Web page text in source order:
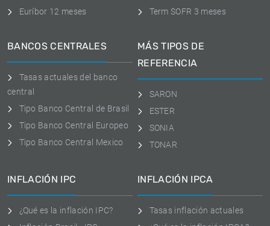
Euríbor 12 meses
Term SOFR 3 meses
BANCOS CENTRALES
Tasas actuales del banco
central
Tipo Banco Central de Brasil
Tipo Banco Central Europeo
Tipo Banco Central Mexico
MÁS TIPOS DE
REFERENCIA
SARON
ESTER
SONIA
TONAR
INFLACIÓN IPC
¿Qué es la inflación IPC?
INFLACIÓN IPCA
Tasas inflación actuales